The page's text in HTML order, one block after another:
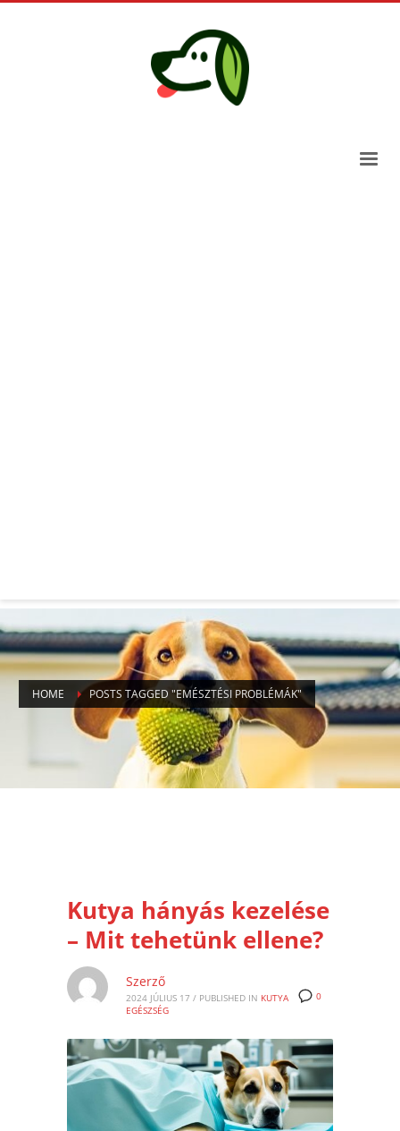
HOME POSTS TAGGED "EMÉSZTÉSI PROBLÉMÁK"
Kutya hányás kezelése
– Mit tehetünk ellene?
0
Szerző
2024 JÚLIUS 17 / PUBLISHED IN KUTYA
EGÉSZSÉG